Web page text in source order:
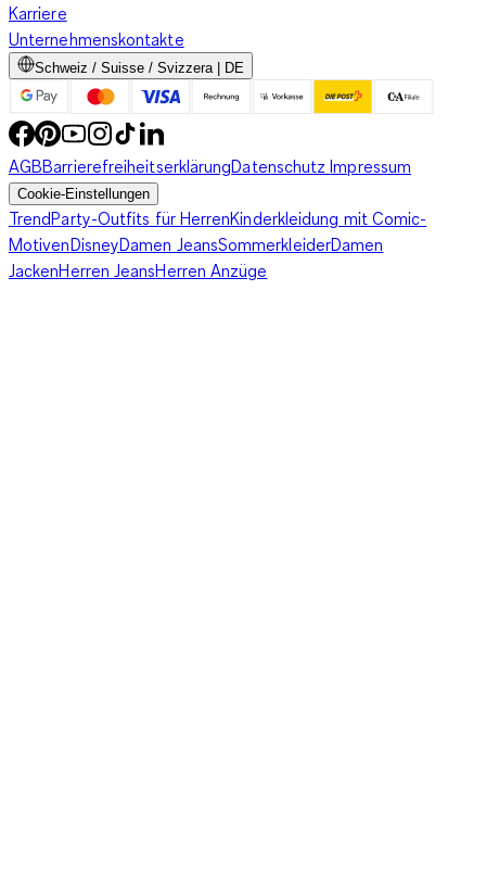
Karriere
Unternehmenskontakte
Schweiz / Suisse / Svizzera | DE
AGBBarrierefreiheitserklärungDatenschutzImpressum
Cookie-Einstellungen
TrendParty-Outfits für HerrenKinderkleidung mit Comic-
MotivenDisneyDamen JeansSommerkleiderDamen
JackenHerren JeansHerren Anzüge